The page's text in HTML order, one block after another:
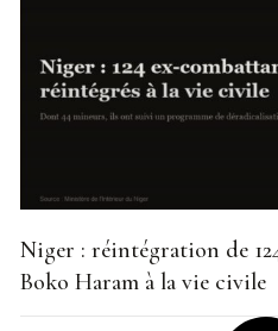
Niger : réintégration de
Boko Haram à la vie civile